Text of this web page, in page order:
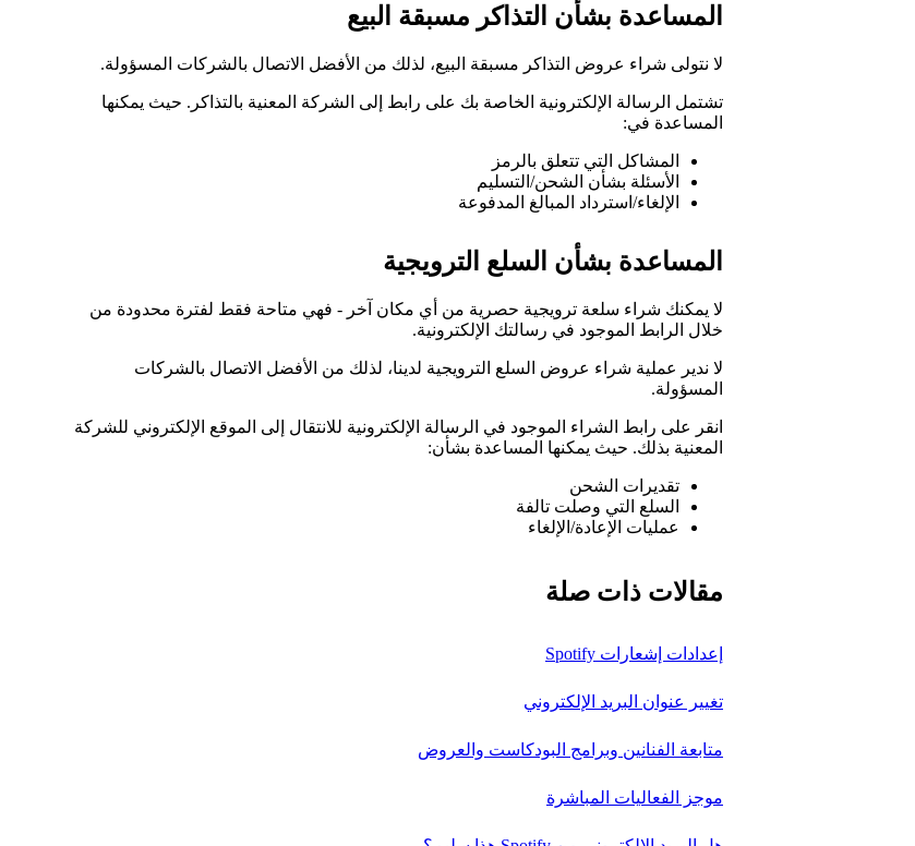
المساعدة بشأن التذاكر مسبقة البيع
لا نتولى شراء عروض التذاكر مسبقة البيع، لذلك من الأفضل الاتصال بالشركات المسؤولة.
تشتمل الرسالة الإلكترونية الخاصة بك على رابط إلى الشركة المعنية بالتذاكر. حيث يمكنها
المساعدة في:
المشاكل التي تتعلق بالرمز
الأسئلة بشأن الشحن/التسليم
الإلغاء/استرداد المبالغ المدفوعة
المساعدة بشأن السلع الترويجية
لا يمكنك شراء سلعة ترويجية حصرية من أي مكان آخر - فهي متاحة فقط لفترة محدودة من
خلال الرابط الموجود في رسالتك الإلكترونية.
لا ندير عملية شراء عروض السلع الترويجية لدينا، لذلك من الأفضل الاتصال بالشركات
المسؤولة.
انقر على رابط الشراء الموجود في الرسالة الإلكترونية للانتقال إلى الموقع الإلكتروني للشركة
المعنية بذلك. حيث يمكنها المساعدة بشأن:
تقديرات الشحن
السلع التي وصلت تالفة
عمليات الإعادة/الإلغاء
مقالات ذات صلة
إعدادات إشعارات Spotify
تغيير عنوان البريد الإلكتروني
متابعة الفنانين وبرامج البودكاست والعروض
موجز الفعاليات المباشرة